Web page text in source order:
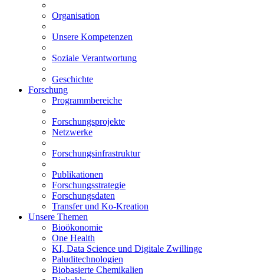
Organisation
Unsere Kompetenzen
Soziale Verantwortung
Geschichte
Forschung
Programmbereiche
Forschungsprojekte
Netzwerke
Forschungsinfrastruktur
Publikationen
Forschungsstrategie
Forschungsdaten
Transfer und Ko-Kreation
Unsere Themen
Bioökonomie
One Health
KI, Data Science und Digitale Zwillinge
Paluditechnologien
Biobasierte Chemikalien